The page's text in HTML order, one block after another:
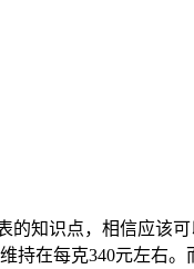
知识点，相信应该
持在每克340元左右